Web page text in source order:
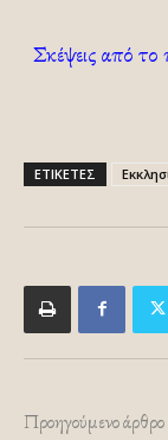
Σκέψεις από
ΕΤΙΚΕΤΕΣ
Προηγούμενο άρθρο